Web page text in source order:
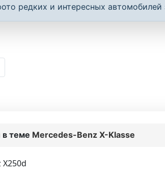
редких и интересных
теме Mercedes-Benz X-Klasse